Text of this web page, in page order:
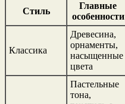
Стиль
Главные
особенности
Классика
Древесина,
орнаменты,
насыщенные
цвета
Пастельные
тона,